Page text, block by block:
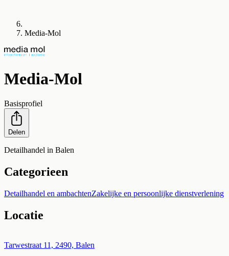
Media-Mol
Media-Mol
Basisprofiel
Delen
Detailhandel in Balen
Categorieen
Detailhandel en ambachtenZakelijke en persoonlijke dienstverlening
Locatie
+
Tarwestraat 11, 2490, Balen